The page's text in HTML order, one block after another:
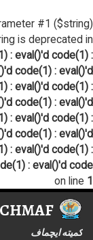
#1 ($string)
is deprecated in
: eval()'d code(1) :
code(1) : eval()'d
: eval()'d code(1) :
code(1) : eval()'d
: eval()'d code(1) :
code(1) : eval()'d
: eval()'d code(1) :
: eval()'d code
on line 1
کمیته ایچماف